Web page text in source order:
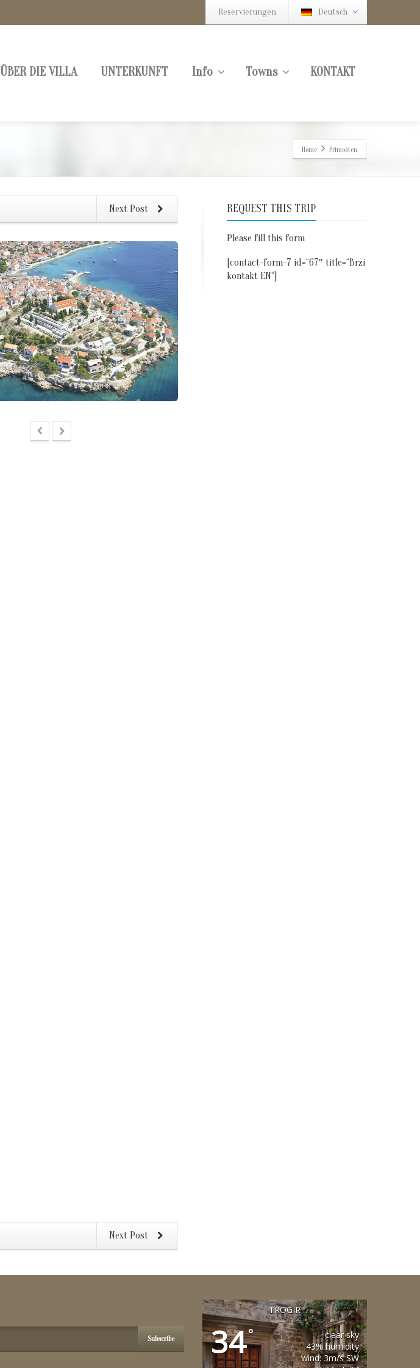
Reservierungen Deutsch
ÜBER DIE VILLA UNTERKUNFT Info Towns KONTAKT
Home Primošten
Next Post
Next Post
REQUEST THIS TRIP
Please fill this form
[contact-form-7 id=“67″ title=“Brzi
kontakt EN“]
Subscribe
TROGIR
34°
clear sky
43% humidity
wind: 3m/s SW